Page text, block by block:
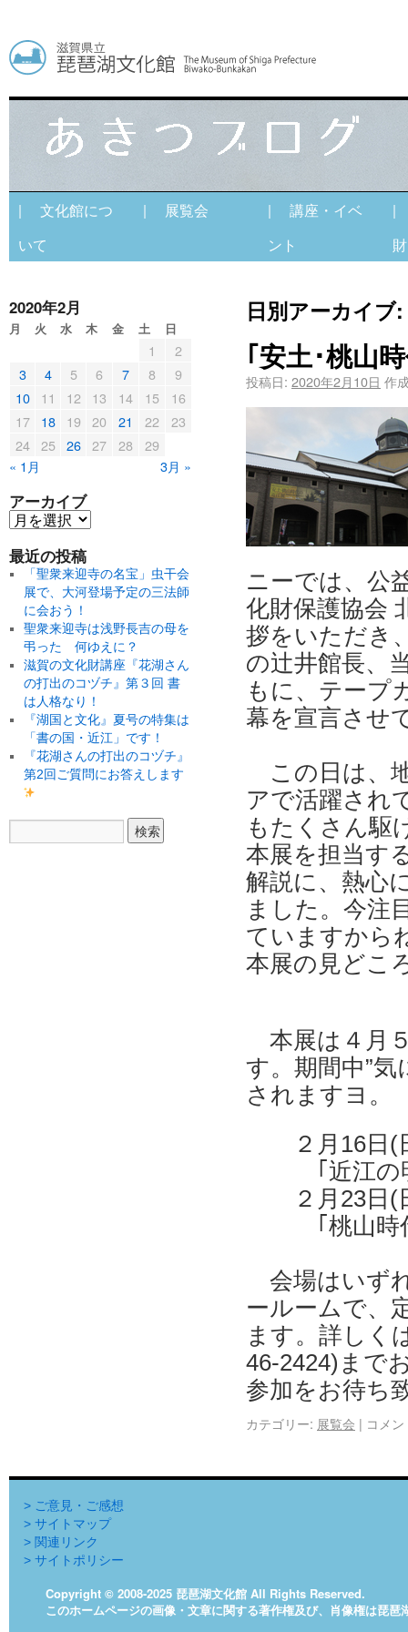
| 文化館につ
いて
| 展覧会
| 講座・イベ
ント
|
財
日別アーカイブ:
｢安土･桃山
投稿日: 2020年2月10日 作
ニーでは、公
化財保護協会
拶をいただき
の辻井館長、
もに、テープ
幕を宣言させ
この日は、
アで活躍され
もたくさん駆
本展を担当す
解説に、熱心
ました。今注
ていますから
本展の見どこ
本展は４月
す。期間中”気
されますヨ。
２月16日(
｢近江
２月23日(
｢桃山
会場はいず
ールームで、
ます。詳しく
46-2424)まで
参加をお待ち
カテゴリー: 展覧会 | コメ
2020年2月
月 火 水 木 金 土 日
« 1月 3月 »
1
2
3
4 5 6 7 8
9
10
11 12 13 14 15
16
17
18 19 20 21 22
23
24
25 26 27 28 29
アーカイブ
最近の投稿
「聖衆来迎寺の名宝」虫干会
展で、大河登場予定の三法師
に会おう！
聖衆来迎寺は浅野長吉の母を
弔った 何ゆえに？
滋賀の文化財講座『花湖さん
の打出のコヅチ』第３回 書
は人格なり！
『湖国と文化』夏号の特集は
「書の国・近江」です！
『花湖さんの打出のコヅチ』
第2回ご質問にお答えします
> ご意見・ご感想
> サイトマップ
> 関連リンク
> サイトポリシー
Copyright © 2008-2025 琵琶湖文化館 All Rights Reserved.
このホームページの画像・文章に関する著作権及び、肖像権は琵